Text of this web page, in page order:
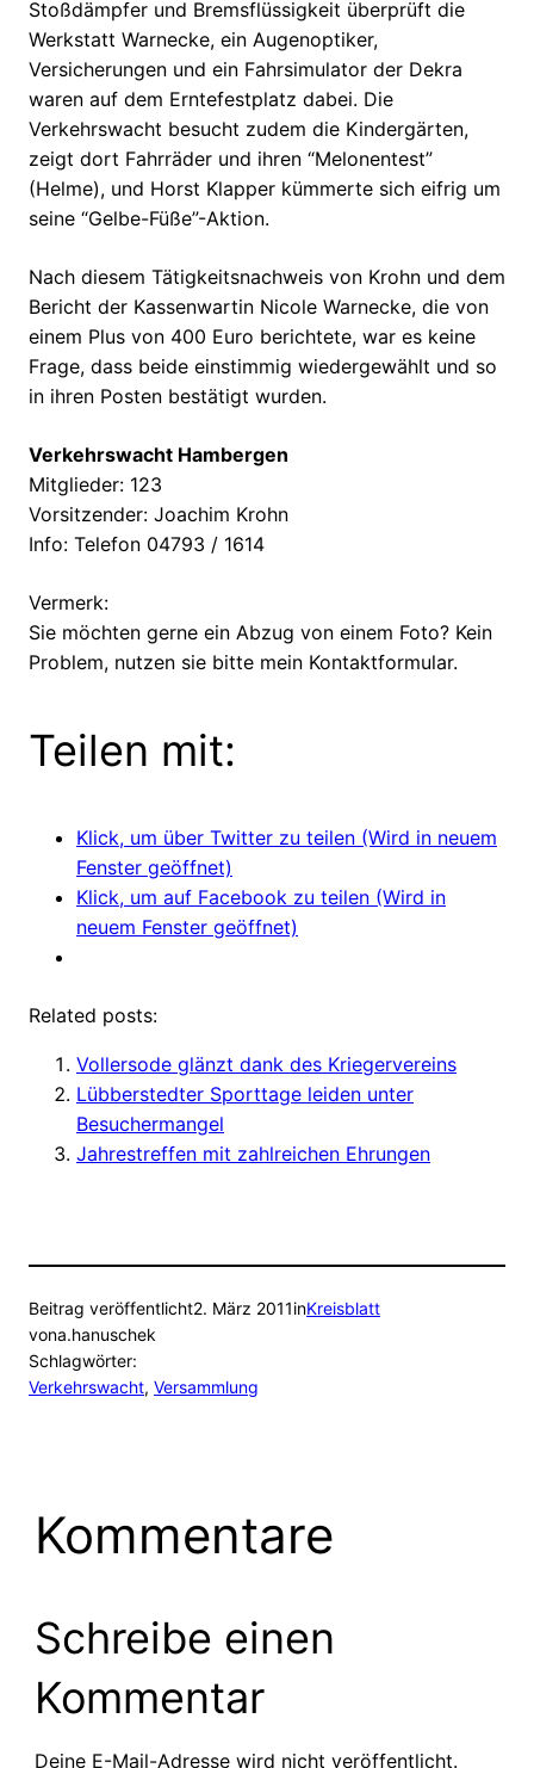
Stoßdämpfer und Bremsflüssigkeit überprüft die
Werkstatt Warnecke, ein Augenoptiker,
Versicherungen und ein Fahrsimulator der Dekra
waren auf dem Erntefestplatz dabei. Die
Verkehrswacht besucht zudem die Kindergärten,
zeigt dort Fahrräder und ihren “Melonentest”
(Helme), und Horst Klapper kümmerte sich eifrig um
seine “Gelbe-Füße”-Aktion.
Nach diesem Tätigkeitsnachweis von Krohn und dem
Bericht der Kassenwartin Nicole Warnecke, die von
einem Plus von 400 Euro berichtete, war es keine
Frage, dass beide einstimmig wiedergewählt und so
in ihren Posten bestätigt wurden.
Verkehrswacht Hambergen
Mitglieder: 123
Vorsitzender: Joachim Krohn
Info: Telefon 04793 / 1614
Vermerk:
Sie möchten gerne ein Abzug von einem Foto? Kein
Problem, nutzen sie bitte mein Kontaktformular.
Teilen mit:
Klick, um über Twitter zu teilen (Wird in neuem
Fenster geöffnet)
Klick, um auf Facebook zu teilen (Wird in
neuem Fenster geöffnet)
Related posts:
Vollersode glänzt dank des Kriegervereins
Lübberstedter Sporttage leiden unter
Besuchermangel
Jahrestreffen mit zahlreichen Ehrungen
Beitrag veröffentlicht2. März 2011inKreisblatt
vona.hanuschek
Schlagwörter:
Verkehrswacht, Versammlung
Kommentare
Schreibe einen
Kommentar
Deine E-Mail-Adresse wird nicht veröffentlicht.